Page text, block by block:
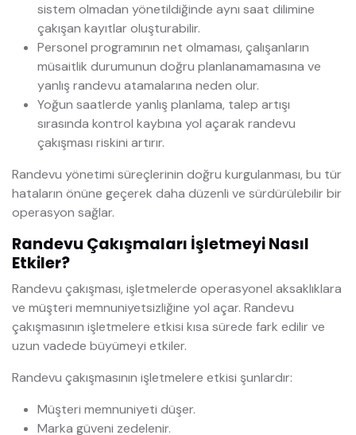
sistem olmadan yönetildiğinde aynı saat dilimine
çakışan kayıtlar oluşturabilir.
Personel programının net olmaması, çalışanların
müsaitlik durumunun doğru planlanamamasına ve
yanlış randevu atamalarına neden olur.
Yoğun saatlerde yanlış planlama, talep artışı
sırasında kontrol kaybına yol açarak randevu
çakışması riskini artırır.
Randevu yönetimi süreçlerinin doğru kurgulanması, bu tür
hataların önüne geçerek daha düzenli ve sürdürülebilir bir
operasyon sağlar.
Randevu Çakışmaları İşletmeyi Nasıl
Etkiler?
Randevu çakışması, işletmelerde operasyonel aksaklıklara
ve müşteri memnuniyetsizliğine yol açar. Randevu
çakışmasının işletmelere etkisi kısa sürede fark edilir ve
uzun vadede büyümeyi etkiler.
Randevu çakışmasının işletmelere etkisi şunlardır:
Müşteri memnuniyeti düşer.
Marka güveni zedelenir.